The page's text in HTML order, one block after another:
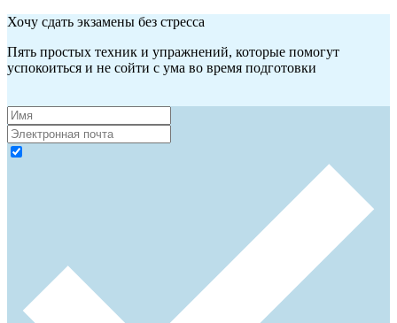
Хочу сдать экзамены без стресса
Пять простых техник и упражнений, которые помогут
успокоиться и не сойти с ума во время подготовки